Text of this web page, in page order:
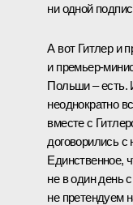
ни одной
А вот Гитлер и
и премьер-
Польши – есть.
неоднократно
вместе с
договорились
Единственное,
не в один день
не претендуем